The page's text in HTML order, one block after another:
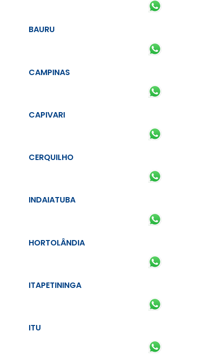
BAURU
CAMPINAS
CAPIVARI
CERQUILHO
INDAIATUBA
HORTOLÂNDIA
ITAPETININGA
ITU